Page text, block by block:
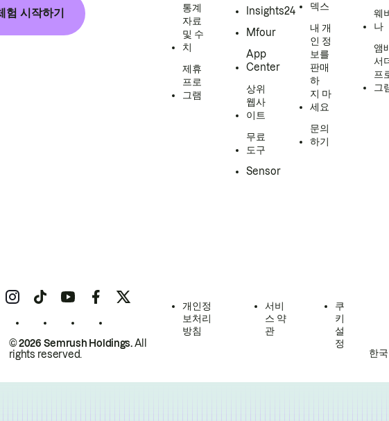
험 시작하기
통계
자료
및 수
치
제휴
프로
그램
Insights24
Mfour
App
Center
상위
웹사
이트
무료
도구
Sensor
덱스
내 개
인 정
보를
판매
하
지 마
세요
문의
하기
웨
나
앰
서
프
그
© 2026 Semrush Holdings.All
rights reserved.
개인정
보처리
방침
서비
스 약
관
쿠
키
설
정
한